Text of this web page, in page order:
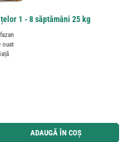
1 - 8 săptămâni 25 kg
ouat
utilizați butoanele pentru a mări sau micșora
ADAUGĂ ÎN COȘ